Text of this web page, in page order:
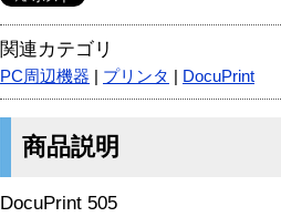
関連カテゴリ
PC周辺機器 プリンタ DocuPrint
商品説明
DocuPrint 505